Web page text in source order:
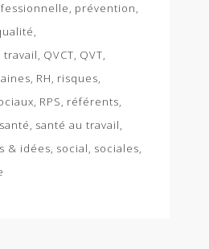
prévention
travail QVCT QVT
RH risques
RPS référents
santé santé au travail
& idées social sociales